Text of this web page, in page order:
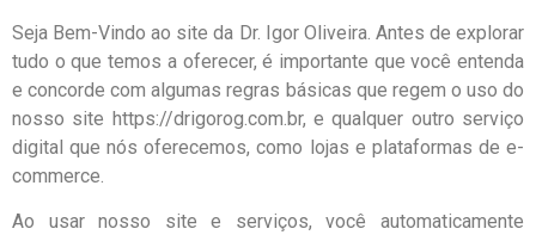
Seja Bem-Vindo ao site da Dr. Igor Oliveira. Antes de explorar
tudo o que temos a oferecer, é importante que você entenda
e concorde com algumas regras básicas que regem o uso do
nosso site https://drigorog.com.br, e qualquer outro serviço
digital que nós oferecemos, como lojas e plataformas de e-
commerce.
Ao usar nosso site e serviços, você automaticamente